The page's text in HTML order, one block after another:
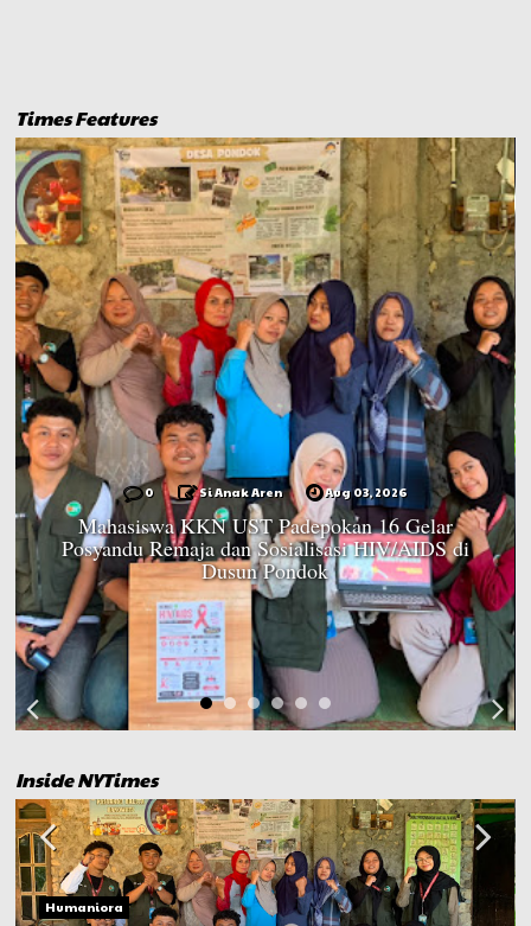
Times Features
0 Si Anak Aren Aug 03, 2026
Mahasiswa KKN UST Padepokan 16 Gelar
Posyandu Remaja dan Sosialisasi HIV/AIDS di
Dusun Pondok
Inside NYTimes
Humaniora